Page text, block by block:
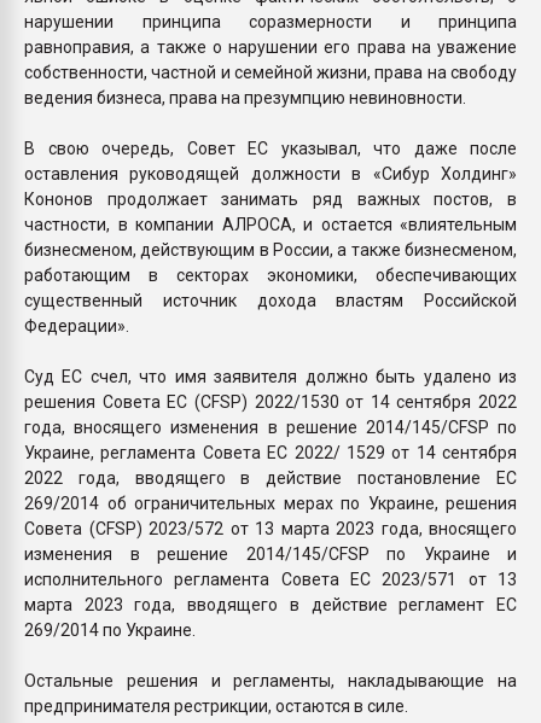
нарушении принципа соразмерности и принципа
равноправия, а также о нарушении его права на уважение
собственности, частной и семейной жизни, права на свободу
ведения бизнеса, права на презумпцию невиновности.
В свою очередь, Совет ЕС указывал, что даже после
оставления руководящей должности в «Сибур Холдинг»
Кононов продолжает занимать ряд важных постов, в
частности, в компании АЛРОСА, и остается «влиятельным
бизнесменом, действующим в России, а также бизнесменом,
работающим в секторах экономики, обеспечивающих
существенный источник дохода властям Российской
Федерации».
Суд ЕС счел, что имя заявителя должно быть удалено из
решения Совета ЕС (CFSP) 2022/1530 от 14 сентября 2022
года, вносящего изменения в решение 2014/145/CFSP по
Украине, регламента Совета ЕС 2022/ 1529 от 14 сентября
2022 года, вводящего в действие постановление ЕС
269/2014 об ограничительных мерах по Украине, решения
Совета (CFSP) 2023/572 от 13 марта 2023 года, вносящего
изменения в решение 2014/145/CFSP по Украине и
исполнительного регламента Совета ЕС 2023/571 от 13
марта 2023 года, вводящего в действие регламент ЕС
269/2014 по Украине.
Остальные решения и регламенты, накладывающие на
предпринимателя рестрикции, остаются в силе.